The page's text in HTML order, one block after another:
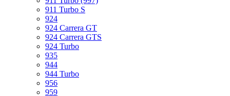
911 Turbo S
924
924 Carrera GT
924 Carrera GTS
924 Turbo
935
944
944 Turbo
956
959